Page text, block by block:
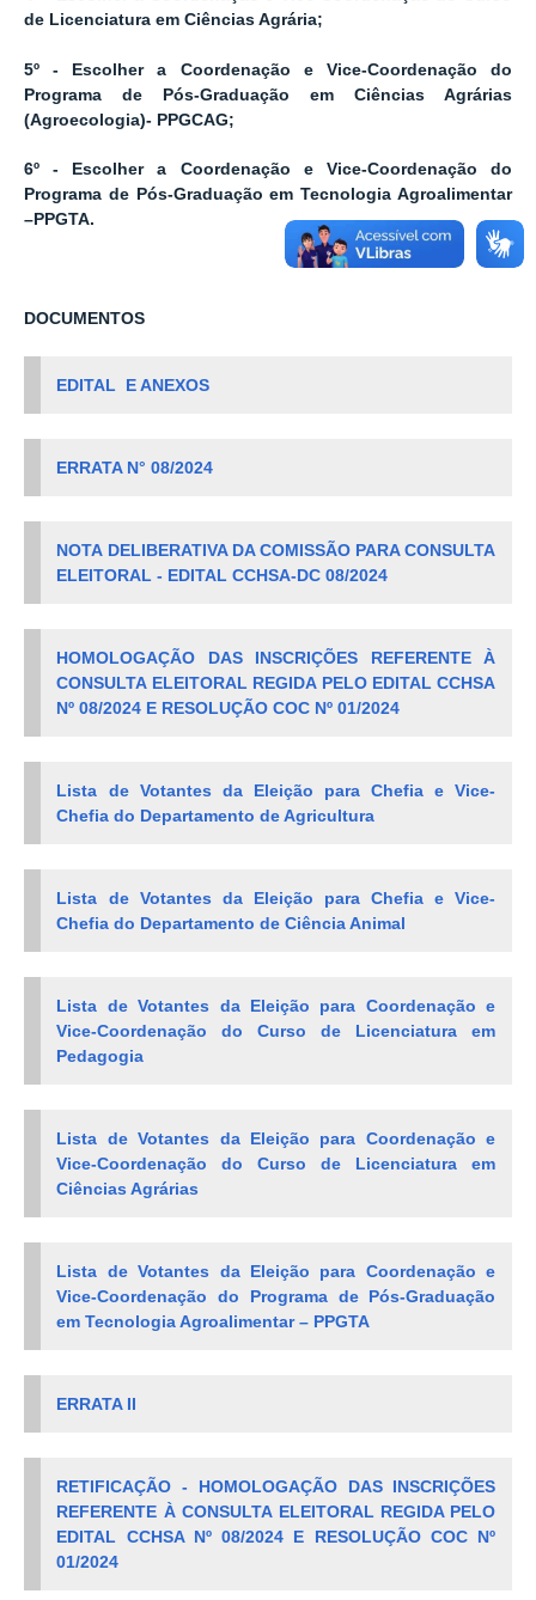
de Licenciatura em Ciências Agrária;
5º - Escolher a Coordenação e Vice-Coordenação do
Programa de Pós-Graduação em Ciências Agrárias
(Agroecologia)- PPGCAG;
6º - Escolher a Coordenação e Vice-Coordenação do
Programa de Pós-Graduação em Tecnologia Agroalimentar
–PPGTA.
DOCUMENTOS
EDITAL E ANEXOS
ERRATA N° 08/2024
NOTA DELIBERATIVA DA COMISSÃO PARA CONSULTA
ELEITORAL - EDITAL CCHSA-DC 08/2024
HOMOLOGAÇÃO DAS INSCRIÇÕES REFERENTE À
CONSULTA ELEITORAL REGIDA PELO EDITAL CCHSA
Nº 08/2024 E RESOLUÇÃO COC Nº 01/2024
Lista de Votantes da Eleição para Chefia e Vice-
Chefia do Departamento de Agricultura
Lista de Votantes da Eleição para Chefia e Vice-
Chefia do Departamento de Ciência Animal
Lista de Votantes da Eleição para Coordenação e
Vice-Coordenação do Curso de Licenciatura em
Pedagogia
Lista de Votantes da Eleição para Coordenação e
Vice-Coordenação do Curso de Licenciatura em
Ciências Agrárias
Lista de Votantes da Eleição para Coordenação e
Vice-Coordenação do Programa de Pós-Graduação
em Tecnologia Agroalimentar – PPGTA
ERRATA II
RETIFICAÇÃO - HOMOLOGAÇÃO DAS INSCRIÇÕES
REFERENTE À CONSULTA ELEITORAL REGIDA PELO
EDITAL CCHSA Nº 08/2024 E RESOLUÇÃO COC Nº
01/2024